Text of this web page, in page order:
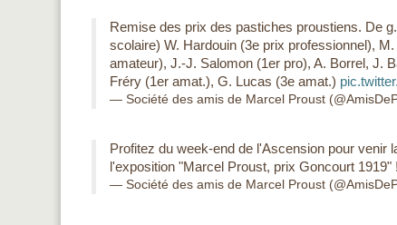
Remise des prix des pastiches proustiens. De
scolaire) W. Hardouin (3e prix professionnel),
amateur), J.-J. Salomon (1er pro), A. Borrel, J.
Fréry (1er amat.), G. Lucas (3e amat.)
— Société des amis de Marcel Proust
Profitez du week-end de l'Ascension pour venir
l'exposition "Marcel Proust, prix Goncourt 1919" !
— Société des amis de Marcel Proust